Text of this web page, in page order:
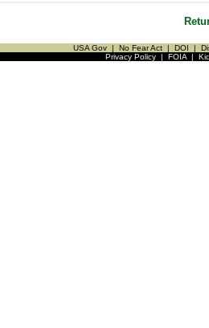
USA Gov | No Fear Act | DOI |
Privacy Policy| FOIA|